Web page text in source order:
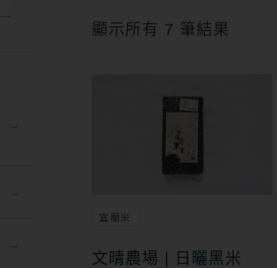
顯示所有 7 筆結果
宜蘭米
文晴農場 | 日曬黑米